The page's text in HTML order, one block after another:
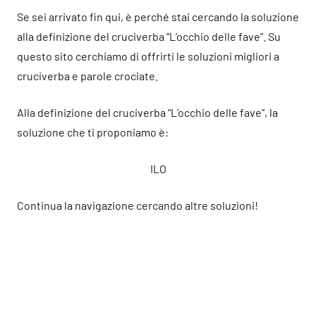
Se sei arrivato fin qui, è perché stai cercando la soluzione
alla definizione del cruciverba “L’occhio delle fave”. Su
questo sito cerchiamo di offrirti le soluzioni migliori a
cruciverba e parole crociate.
Alla definizione del cruciverba “L’occhio delle fave”, la
soluzione che ti proponiamo è:
ILO
Continua la navigazione cercando altre soluzioni!